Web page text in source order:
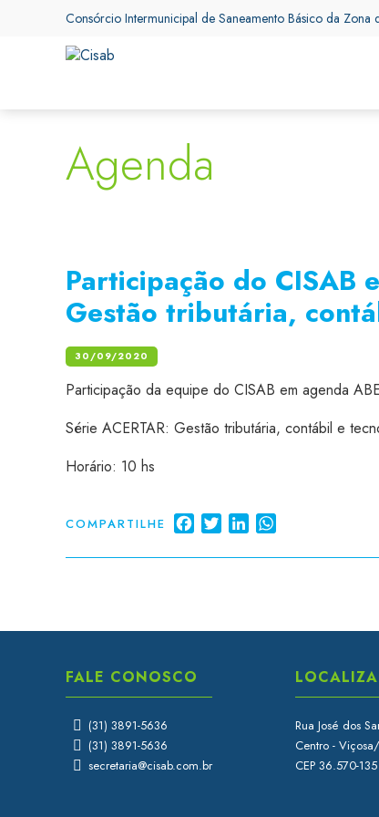
Consórcio Intermunicipal de Saneamento Básico da Zona
Agenda
Participação do CISAB
Gestão tributária,
30/09/2020
Participação da equipe do CISAB em agenda
Série ACERTAR: Gestão tributária, contábil e
Horário: 10 hs
COMPARTILHE FacebookTwitterLinkedIn
FALE CONOSCO
(31) 3891-5636
(31) 3891-5636
secretaria@cisab.com.br
Rua José dos
Centro -
CEP 36.570-135